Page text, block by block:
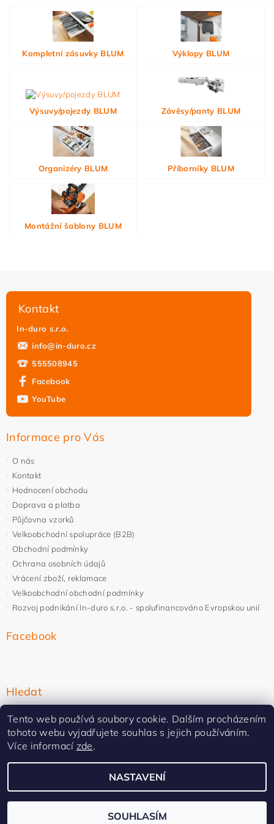
Kompletní zásuvky BLUM Výklopy BLUM
Výsuvy/pojezdy BLUM Závěsy/panty BLUM
Organizéry BLUM Příborníky BLUM
Montážní šablony BLUM
Kontakt
In-duro s.r.o.
info@in-duro.cz
555508945
Facebook
YouTube
Informace pro Vás
O nás
Kontakt
Hodnocení obchodu
Doprava a platba
Půjčovna vzorků
Velkoobchodní spolupráce (B2B)
Obchodní podmínky
Ochrana osobních údajů
Vrácení zboží, reklamace
Velkoobchodní obchodní podmínky
Rozvoj podnikání In-duro s.r.o. - spolufinancováno Evropskou unií
Facebook
Hledat
2026 ©In-duro, všechna práva vyhrazenaUpravit nastavení cookies
Vytvořil Shoptet Premium
Tento web používá soubory cookie. Dalším procházením
tohoto webu vyjadřujete souhlas s jejich používáním.
Více informací zde.
NASTAVENÍ
SOUHLASÍM